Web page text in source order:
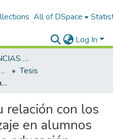
All of DSpace
Log In
FACULTAD DE CIENCIAS DE LA SALUD
de Sicología
Tesis
Acoso escolar y su relación con los logros de aprendizaje en alumnos de 4° y 5° grado de educación secundaria de una institución educativa San Juan Bautista 2024
relación con los
en alumnos